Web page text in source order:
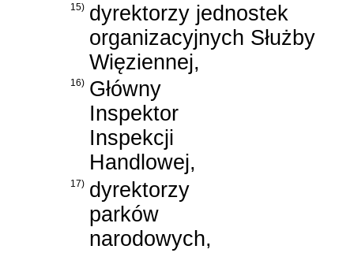
15) dyrektorzy jednostek
organizacyjnych Służby
Więziennej,
16) Główny
Inspektor
Inspekcji
Handlowej,
17) dyrektorzy
parków
narodowych,